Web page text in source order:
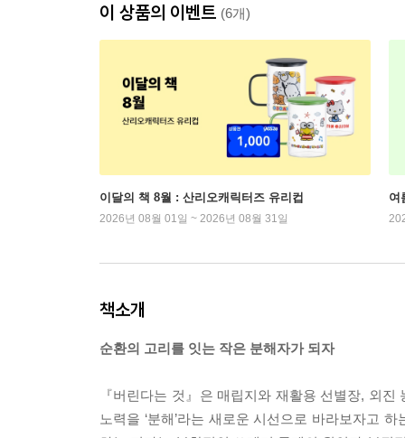
이 상품의 이벤트 (6개)
이달의 책 8월 : 산리오캐릭터즈 유리컵
2026년 08월 01일 ~ 2026년 08월 31일
여
책소개
순환의 고리를 잇는 작은 분해자가 되자
『버린다는 것』은 매립지와 재활용 선별장, 외
노력을 ‘분해’라는 새로운 시선으로 바라보자고